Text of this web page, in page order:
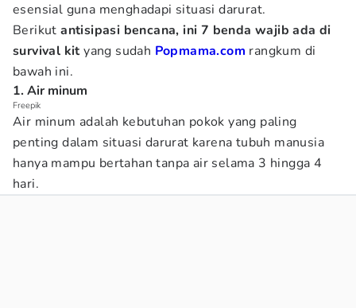
esensial guna menghadapi situasi darurat.
Berikutantisipasi bencana, ini 7 benda wajib ada di
survival kityang sudah Popmama.com rangkum di
bawah ini.
1. Air minum
Freepik
Air minum adalah kebutuhan pokok yang paling
penting dalam situasi darurat karena tubuh manusia
hanya mampu bertahan tanpa air selama 3 hingga 4
hari.